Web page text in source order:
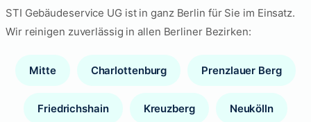
STI Gebäudeservice UG ist in ganz Berlin für Sie im Einsatz.
Wir reinigen zuverlässig in allen Berliner Bezirken:
Mitte Charlottenburg Prenzlauer Berg
Friedrichshain Kreuzberg Neukölln